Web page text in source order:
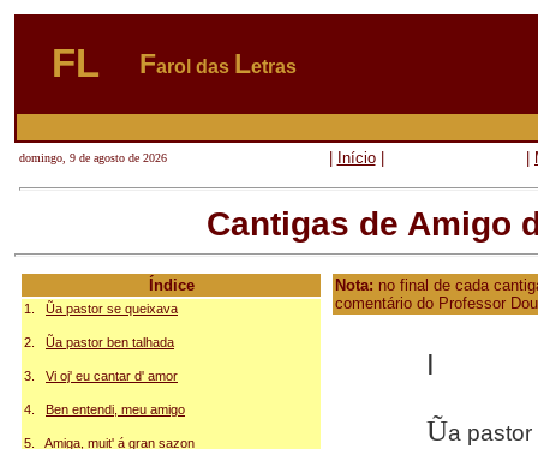
FL Farol das Letras
domingo, 9 de agosto de 2026 Início|
Cantigas de Amigo
Índice
1. Ũa pastor se queixava
2. Ũa pastor ben talhada
3. Vi oj' eu cantar d' amor
4. Ben entendi, meu amigo
5. Amiga, muit' á gran sazon
Nota: no final de cada
comentário do Professor
I
Ũa